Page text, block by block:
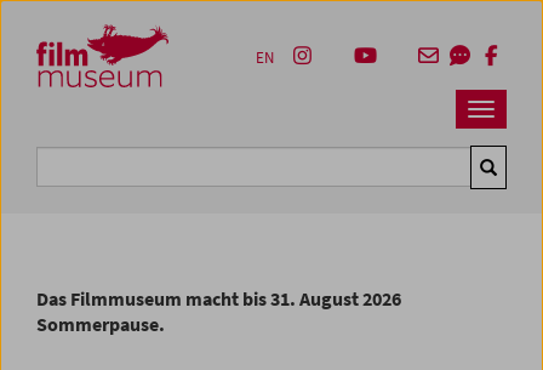
Zum Inhalt
Zum Hauptmenü
Zur Servicenavigation
Zum Suche
Navbar
EN
Das Filmmuseum macht bis 31. August 2026
Sommerpause.